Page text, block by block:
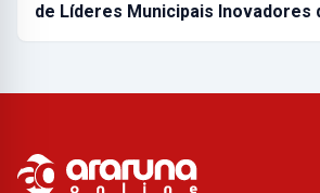
de Líderes Municipais Inovadores